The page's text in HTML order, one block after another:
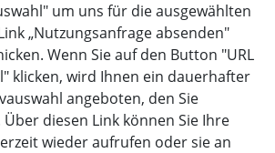
um uns für die ausgewählten
„Nutzungsanfrage absenden"
Wenn Sie auf den Button "URL
klicken, wird Ihnen ein dauerhafter
angeboten, den Sie
diesen Link können Sie Ihre
wieder aufrufen oder sie an